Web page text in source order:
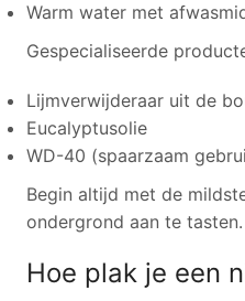
Warm water met
Gespecialiseerde
Lijmverwijderaar uit de
Eucalyptusolie
WD-40 (spaarzaam
Begin altijd met de
ondergrond aan te tasten.
Hoe plak je een